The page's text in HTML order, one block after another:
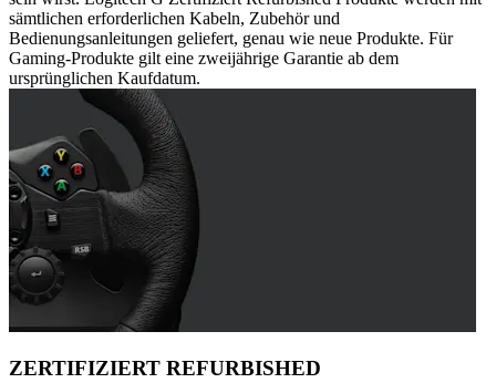
sämtlichen erforderlichen Kabeln, Zubehör und
Bedienungsanleitungen geliefert, genau wie neue Produkte. Für
Gaming-Produkte gilt eine zweijährige Garantie ab dem
ursprünglichen Kaufdatum.
ZERTIFIZIERT REFURBISHED